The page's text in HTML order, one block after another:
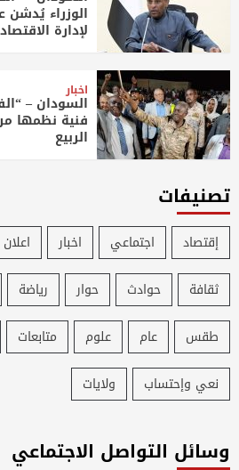
الوزراء يُدشن
لإدارة
اخبار
السودان –
فنية نظمها
الربيع
تصنيفات
إقتصاد اجتماعي اخبار اعلان
ثقافة
حوادث حوار رياضة
طقس
عام علوم متابعات
نعي وإحتساب
ولايات
وسائل التواصل الاجتماعي